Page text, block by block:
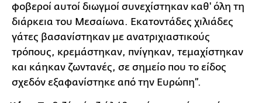
φοβεροί αυτοί διωγμοί συνεχίστηκαν καθ' όλη τη
διάρκεια του Μεσαίωνα. Εκατοντάδες χιλιάδες
γάτες βασανίστηκαν με ανατριχιαστικούς
τρόπους, κρεμάστηκαν, πνίγηκαν, τεμαχίστηκαν
και κάηκαν ζωντανές, σε σημείο που το είδος
σχεδόν εξαφανίστηκε από την Ευρώπη”.